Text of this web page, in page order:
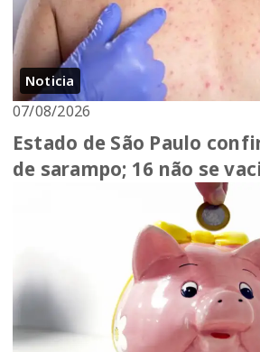
Noticia
07/08/2026
Estado de São Paulo
de sarampo; 16 não se